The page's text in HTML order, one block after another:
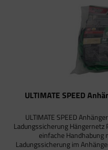
ULTIMATE SPEED
ULTIMATE SPEED
Ladungssicherung
einfache Handhabung
Ladungssicherung im